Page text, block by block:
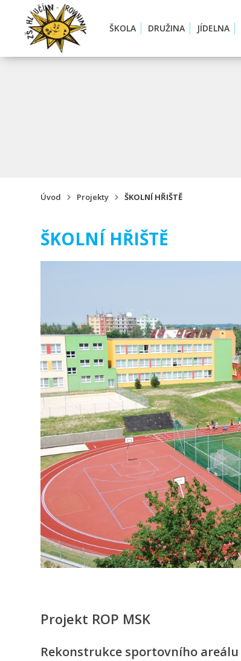
ŠKOLA DRUŽINA JÍDELNA
Úvod Projekty ŠKOLNÍ HŘIŠTĚ
ŠKOLNÍ HŘIŠTĚ
Projekt ROP MSK
Rekonstrukce sportovního areálu